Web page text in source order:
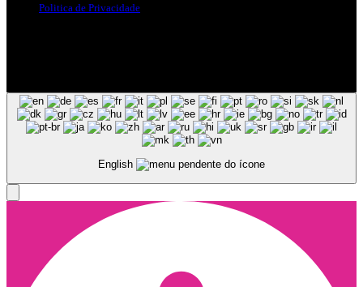
Politica de Privacidade
English